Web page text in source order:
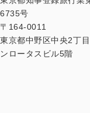
6735号
〒164-0011
東京都中野区中央2丁
ンロータスビル5階